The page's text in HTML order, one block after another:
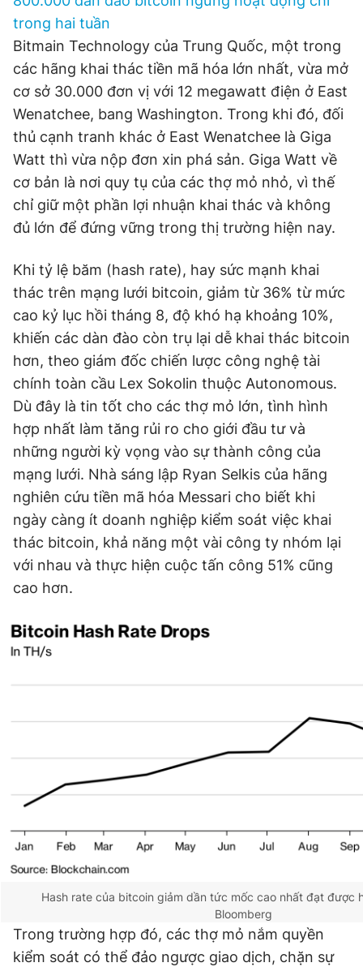
trong hai tuần
Bitmain Technology của Trung Quốc, một trong
các hãng khai thác tiền mã hóa lớn nhất, vừa mở
cơ sở 30.000 đơn vị với 12 megawatt điện ở East
Wenatchee, bang Washington. Trong khi đó, đối
thủ cạnh tranh khác ở East Wenatchee là Giga
Watt thì vừa nộp đơn xin phá sản. Giga Watt về
cơ bản là nơi quy tụ của các thợ mỏ nhỏ, vì thế
chỉ giữ một phần lợi nhuận khai thác và không
đủ lớn để đứng vững trong thị trường hiện nay.
Khi tỷ lệ băm (hash rate), hay sức mạnh khai
thác trên mạng lưới bitcoin, giảm từ 36% từ mức
cao kỷ lục hồi tháng 8, độ khó hạ khoảng 10%,
khiến các dàn đào còn trụ lại dễ khai thác bitcoin
hơn, theo giám đốc chiến lược công nghệ tài
chính toàn cầu Lex Sokolin thuộc Autonomous.
Dù đây là tin tốt cho các thợ mỏ lớn, tình hình
hợp nhất làm tăng rủi ro cho giới đầu tư và
những người kỳ vọng vào sự thành công của
mạng lưới. Nhà sáng lập Ryan Selkis của hãng
nghiên cứu tiền mã hóa Messari cho biết khi
ngày càng ít doanh nghiệp kiểm soát việc khai
thác bitcoin, khả năng một vài công ty nhóm lại
với nhau và thực hiện cuộc tấn công 51% cũng
cao hơn.
Hash rate của bitcoin giảm dần tức mốc cao nhất đạt được
Bloomberg
Trong trường hợp đó, các thợ mỏ nắm quyền
kiểm soát có thể đảo ngược giao dịch, chặn sự